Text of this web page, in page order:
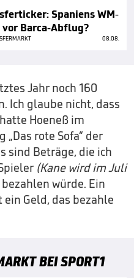
Spaniens WM-
vor Barca-Abflug?
08.08.
Jahr noch 160
Ich glaube nicht, dass
Hoeneß im
rote Sofa“ der
sind Beträge, die ich
(Kane wird im Juli
bezahlen würde. Ein
Geld, das bezahle
BEI SPORT1